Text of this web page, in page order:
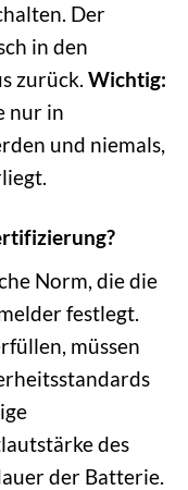
Der
in den
zurück. Wichtig:
nur in
und niemals,
Norm, die die
festlegt.
müssen
des
der Batterie.